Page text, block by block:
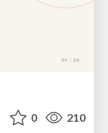
0 210